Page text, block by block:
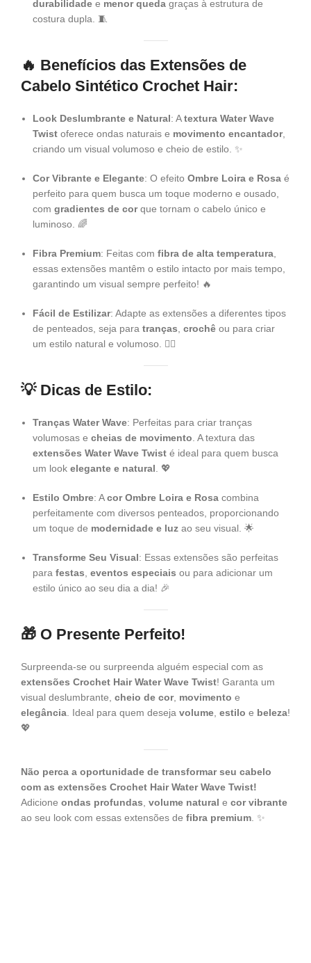
durabilidade e menor queda graças à estrutura de
costura dupla. 🧵
🔥 Benefícios das Extensões de
Cabelo Sintético Crochet Hair:
Look Deslumbrante e Natural: Atextura Water Wave
Twist oferece ondas naturais e movimento encantador,
criando um visual volumoso e cheio de estilo. ✨
Cor Vibrante e Elegante: O efeito Ombre Loira e Rosa é
perfeito para quem busca um toque moderno e ousado,
com gradientes de corque tornam o cabelo único e
luminoso. 🌈
Fibra Premium: Feitas com fibra de alta temperatura,
essas extensões mantêm o estilo intacto por mais tempo,
garantindo um visual sempre perfeito! 🔥
Fácil de Estilizar: Adapte as extensões a diferentes tipos
de penteados, seja para tranças, crochê ou para criar
um estilo natural e volumoso. 💇‍♀️
💡 Dicas de Estilo:
Tranças Water Wave: Perfeitas para criar tranças
volumosas e cheias de movimento. A textura das
extensões Water Wave Twist é ideal para quem busca
um look elegante e natural. 💖
Estilo Ombre: Acor Ombre Loira e Rosa combina
perfeitamente com diversos penteados, proporcionando
um toque de modernidade e luz ao seu visual. 🌟
Transforme Seu Visual: Essas extensões são perfeitas
para festas, eventos especiais ou para adicionar um
estilo único ao seu dia a dia! 🎉
🎁 O Presente Perfeito!
Surpreenda-se ou surpreenda alguém especial com as
extensões Crochet Hair Water Wave Twist! Garanta um
visual deslumbrante, cheio de cor, movimento e
elegância. Ideal para quem deseja volume, estilo e beleza!
💖
Não perca a oportunidade de transformar seu cabelo
com as extensões Crochet Hair Water Wave Twist!
Adicione ondas profundas, volume natural e cor vibrante
ao seu look com essas extensões de fibra premium. ✨